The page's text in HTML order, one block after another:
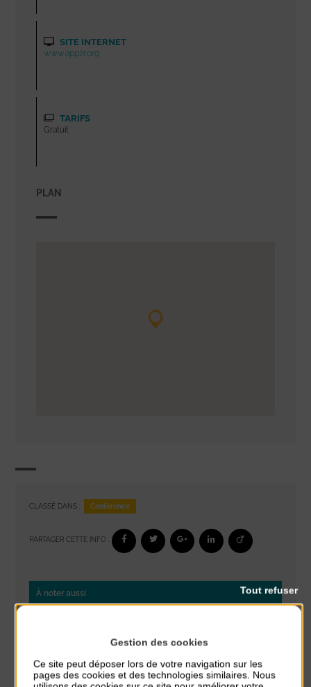
SITE INTERNET
www.app2r.org
TARIFS
Gratuit
PLAN
CLASSÉ DANS : Conférence
PARTAGER CETTE INFO :
À noter aussi
Stretching
Gestion des cookies
Ce site peut déposer lors de votre navigation sur les
pages des cookies et des technologies similaires. Nous
Tout refuser